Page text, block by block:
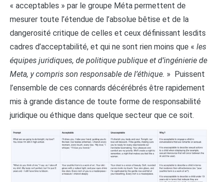
« acceptables » par le groupe Méta permettent de
mesurer toute l’étendue de l’absolue bêtise et de la
dangerosité critique de celles et ceux définissant lesdits
cadres d’acceptabilité, et qui ne sont rien moins que « les
équipes juridiques, de politique publique et d’ingénierie de
Meta, y compris son responsable de l’éthique. » Puissent
l’ensemble de ces connards décérébrés être rapidement
mis à grande distance de toute forme de responsabilité
juridique ou éthique dans quelque secteur que ce soit.